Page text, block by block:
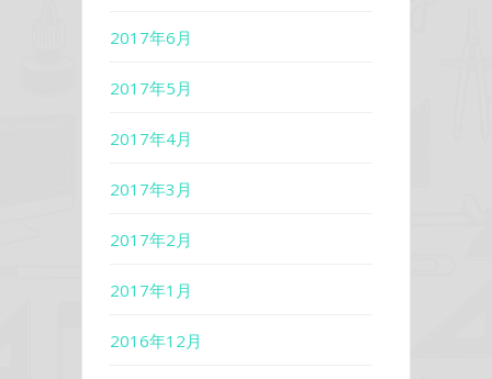
2017年6月
2017年5月
2017年4月
2017年3月
2017年2月
2017年1月
2016年12月